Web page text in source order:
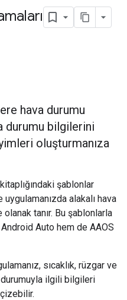
hava durumu
durumu bilgilerini
oluşturmanıza
şablonlar
alakalı hava
tanır. Bu şablonlarla
Auto hem de AAOS
sıcaklık, rüzgar ve
durumuyla ilgili bilgileri